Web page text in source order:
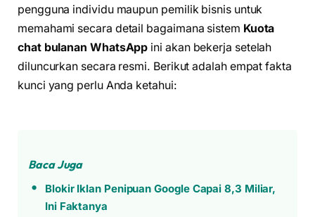
pengguna individu maupun pemilik bisnis untuk
memahami secara detail bagaimana sistem Kuota
chat bulanan WhatsApp ini akan bekerja setelah
diluncurkan secara resmi. Berikut adalah empat fakta
kunci yang perlu Anda ketahui:
Baca Juga
Blokir Iklan Penipuan Google Capai 8,3 Miliar,
Ini Faktanya